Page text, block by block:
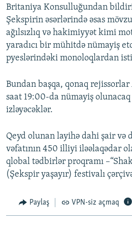
Britaniya Konsulluğundan
Şekspirin əsərlərində əsas
ağılsızlıq və hakimiyyət kimi
yaradıcı bir mühitdə nümayiş
pyeslərindəki monoloqlardan
Bundan başqa, qonaq rejissorlar
saat 19:00-da nümayiş olunacaq
izləyəcəklər.
Qeyd olunan layihə dahi şair və
vəfatının 450 illiyi iləəlaqədar
qlobal tədbirlər proqramı
(Şekspir yaşayır) festivalı
Paylaş VPN-siz açmaq